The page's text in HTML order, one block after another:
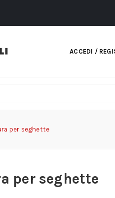
ACCEDI /
per seghette
per seghette